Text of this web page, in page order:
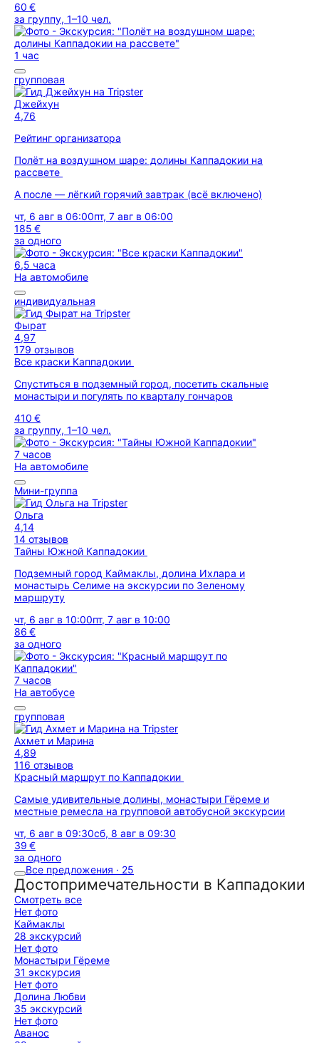
60 €
за группу, 1–10 чел.
1 час
групповая
Джейхун
4,76
Рейтинг организатора
Полёт на воздушном шаре: долины Каппадокии на
рассвете
А после — лёгкий горячий завтрак (всё включено)
чт, 6 авг в 06:00пт, 7 авг в 06:00
185 €
за одного
6,5 часа
На автомобиле
индивидуальная
Фырат
4,97
179 отзывов
Все краски Каппадокии
Спуститься в подземный город, посетить скальные
монастыри и погулять по кварталу гончаров
410 €
за группу, 1–10 чел.
7 часов
На автомобиле
Мини-группа
Ольга
4,14
14 отзывов
Тайны Южной Каппадокии
Подземный город Каймаклы, долина Ихлара и
монастырь Селиме на экскурсии по Зеленому
маршруту
чт, 6 авг в 10:00пт, 7 авг в 10:00
86 €
за одного
7 часов
На автобусе
групповая
Ахмет и Марина
4,89
116 отзывов
Красный маршрут по Каппадокии
Самые удивительные долины, монастыри Гёреме и
местные ремесла на групповой автобусной экскурсии
чт, 6 авг в 09:30сб, 8 авг в 09:30
39 €
за одного
Все предложения · 25
Достопримечательности в Каппадокии
Смотреть все
Нет фото
Каймаклы
28 экскурсий
Нет фото
Монастыри Гёреме
31 экскурсия
Нет фото
Долина Любви
35 экскурсий
Нет фото
Аванос